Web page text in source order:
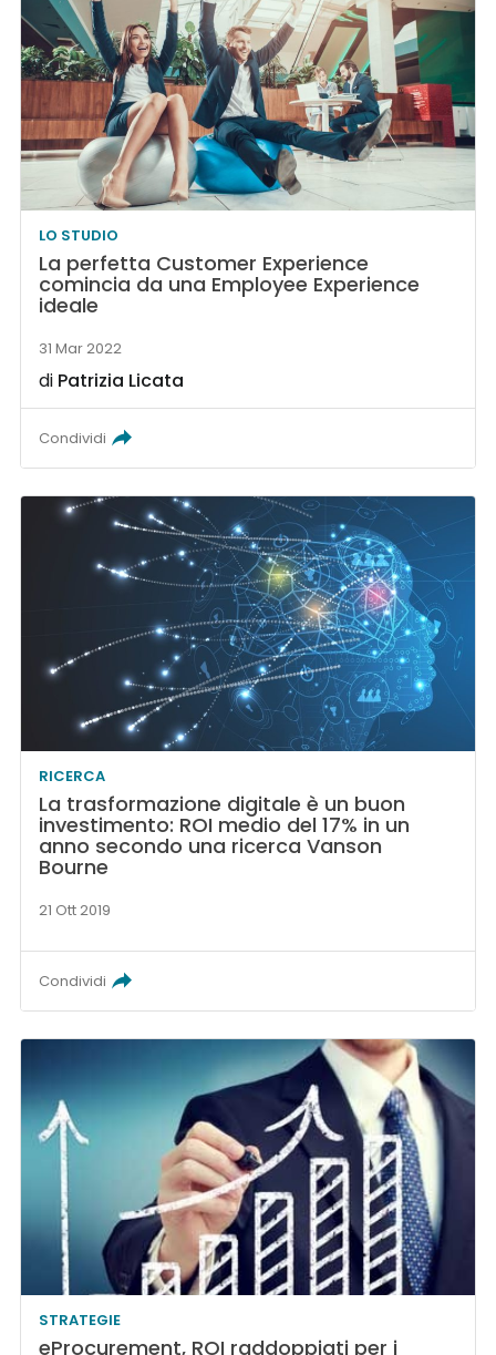
LO STUDIO
La perfetta Customer Experience
comincia da una Employee Experience
ideale
31 Mar 2022
di Patrizia Licata
Condividi
RICERCA
La trasformazione digitale è un buon
investimento: ROI medio del 17% in un
anno secondo una ricerca Vanson
Bourne
21 Ott 2019
Condividi
STRATEGIE
eProcurement, ROI raddoppiati per i